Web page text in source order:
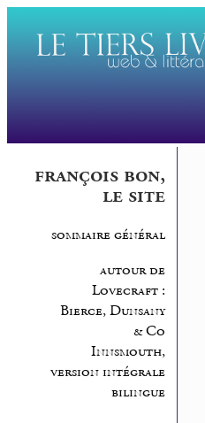
françois bon,
le site
sommaire général
autour de
Lovecraft :
Bierce, Dunsany
& Co
Innsmouth,
version intégrale
bilingue